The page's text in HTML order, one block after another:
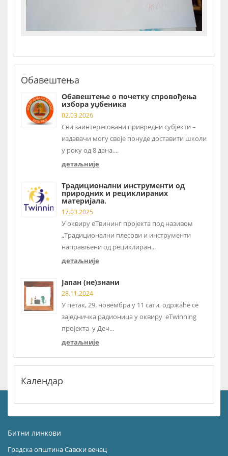
Обавештења
Обавештење о почетку спровођења
избора уџбеника
02.03.2026
Сви заинтересовани привредни субјекти –
издавачи могу своје понуде доставити школи
у року од 8 дана,...
детаљније
Традиционални инструменти од
природних и рециклираних
материјала.
17.03.2025
У оквиру еТвининг пројекта под називом
„Традиционални плесови и инструменти
направљени од рециклиран...
детаљније
Јапан (не)знани
28.11.2024
У петак, 29. новембра у 11 сати, одржаће се
заједничка радионица у оквиру eTwinning
пројекта у Деч...
детаљније
Календар
Битни линкови
Градска општина Савски венац